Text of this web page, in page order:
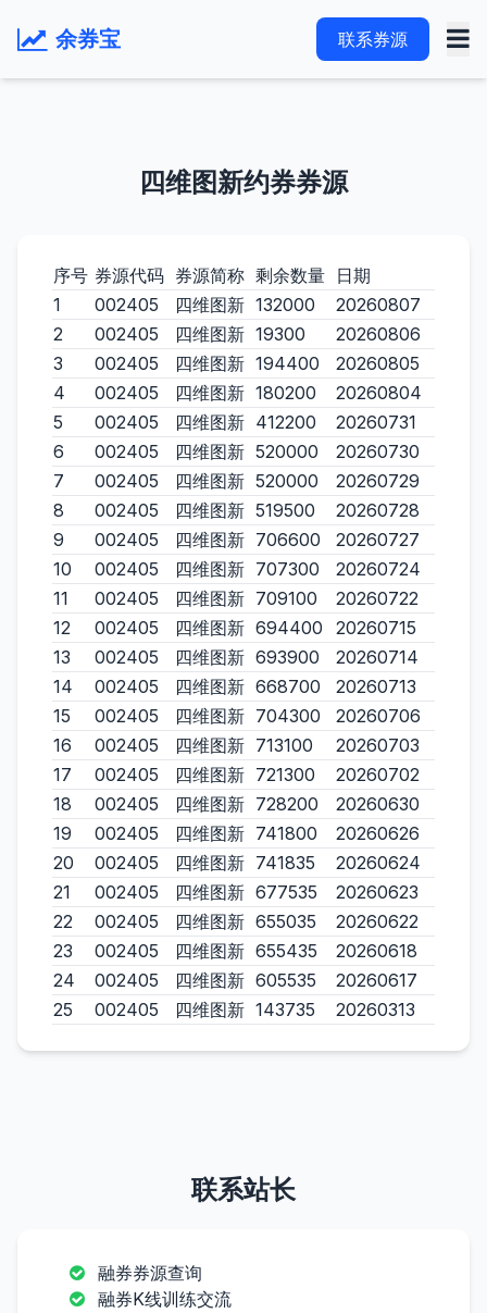
余券宝 联系券源
四维图新约券券源
序号 券源代码 券源简称 剩余数量 日期
1
002405 四维图新 132000
20260807
2
002405 四维图新 19300
20260806
3
002405 四维图新 194400
20260805
4
002405 四维图新 180200
20260804
5
002405 四维图新 412200
20260731
6
002405 四维图新 520000
20260730
7
002405 四维图新 520000
20260729
8
002405 四维图新 519500
20260728
9
002405 四维图新 706600
20260727
10
002405 四维图新 707300
20260724
11
002405 四维图新 709100
20260722
12
002405 四维图新 694400
20260715
13
002405 四维图新 693900
20260714
14
002405 四维图新 668700
20260713
15
002405 四维图新 704300
20260706
16
002405 四维图新 713100
20260703
17
002405 四维图新 721300
20260702
18
002405 四维图新 728200
20260630
19
002405 四维图新 741800
20260626
20
002405 四维图新 741835
20260624
21
002405 四维图新 677535
20260623
22
002405 四维图新 655035
20260622
23
002405 四维图新 655435
20260618
24
002405 四维图新 605535
20260617
25
002405 四维图新 143735 20260313
联系站长
融券券源查询
融券K线训练交流